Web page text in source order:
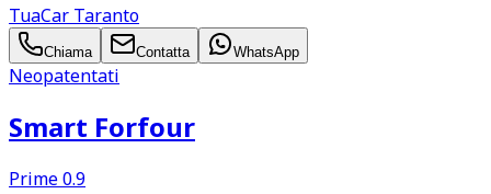
TuaCar Taranto
Chiama Contatta WhatsApp
Neopatentati
Smart Forfour
Prime 0.9